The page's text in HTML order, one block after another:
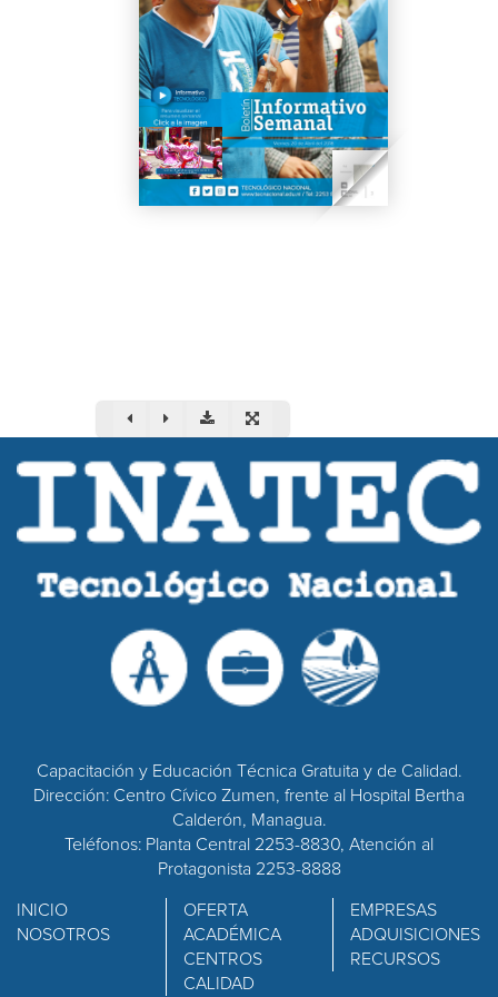
Capacitación y Educación Técnica Gratuita y de Calidad.
Dirección: Centro Cívico Zumen, frente al Hospital Bertha
Calderón, Managua.
Teléfonos: Planta Central 2253-8830, Atención al
Protagonista 2253-8888
INICIO
NOSOTROS
OFERTA
ACADÉMICA
CENTROS
CALIDAD
EMPRESAS
ADQUISICIONES
RECURSOS